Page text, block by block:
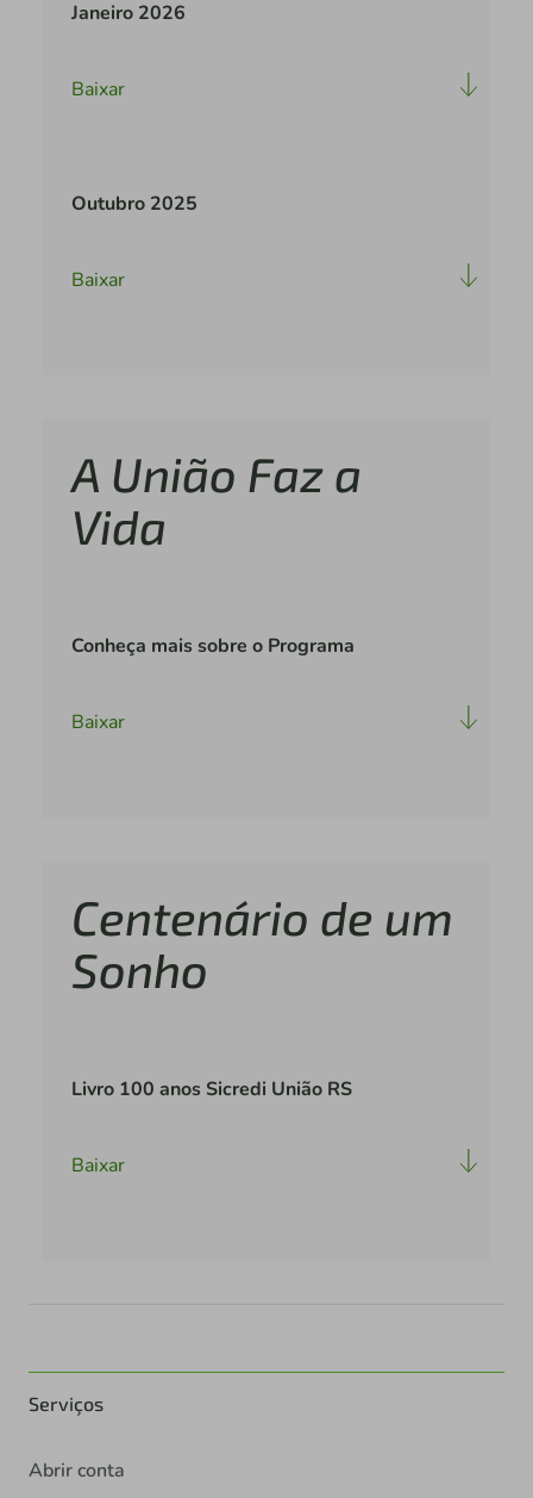
Janeiro 2026
Baixar
Outubro 2025
Baixar
A União Faz a
Vida
Conheça mais sobre o Programa
Baixar
Centenário de um
Sonho
Livro 100 anos Sicredi União RS
Baixar
Serviços
Abrir conta